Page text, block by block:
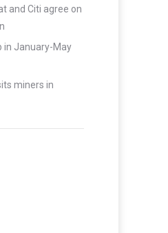
and Citi agree on
in January-May
miners in